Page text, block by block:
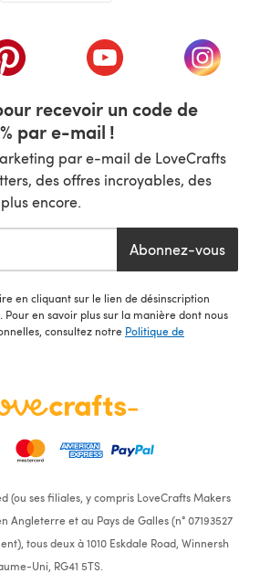
nouvel onglet)
(s'ouvre dans un nouvel onglet)
(s'ouvre dans un(s'ouvre
recevoir un code de
par e-mail !
par e-mail de LoveCrafts
des offres incroyables, des
encore.
Abonnez-vous
en cliquant sur le lien de désinscription
en savoir plus sur la manière dont nous
consultez notre Politique de
(ou ses filiales, y compris LoveCrafts Makers
Angleterre et au Pays de Galles (n° 07193527
tous deux à 1010 Eskdale Road, Winnersh
Uni, RG41 5TS.